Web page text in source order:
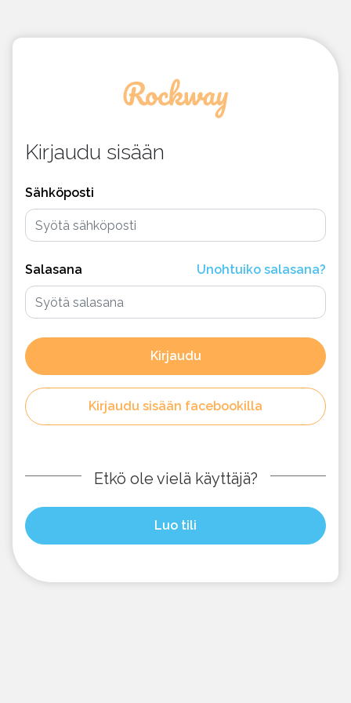
Kirjaudu sisään
Sähköposti
Salasana Unohtuiko salasana?
Kirjaudu
Kirjaudu sisään facebookilla
Etkö ole vielä käyttäjä?
Luo tili